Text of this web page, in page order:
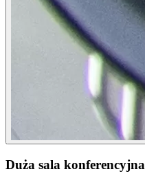
Duża sala konferencyjna